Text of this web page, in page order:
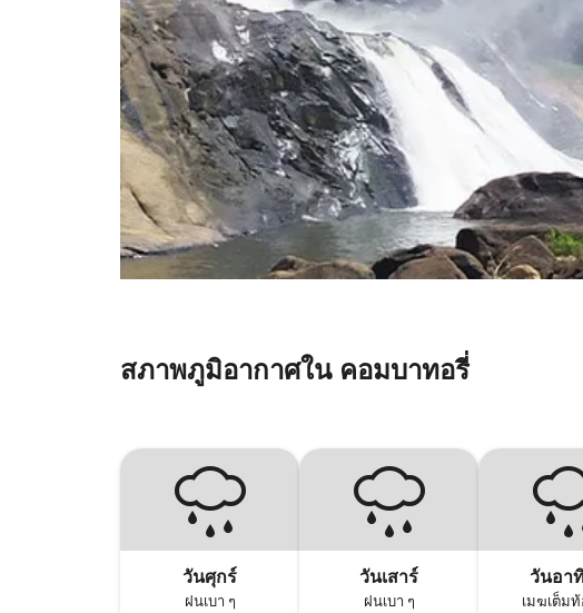
สภาพภูมิอากาศใน คอมบาทอรี่
วันศุกร์
ฝนเบา ๆ
วันเสาร์
ฝนเบา ๆ
วันอา
เมฆเต็ม